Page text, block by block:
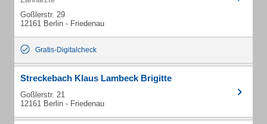
Goßlerstr. 29
12161 Berlin - Friedenau
Gratis-Digitalcheck
Streckebach Klaus Lambeck Brigitte
Goßlerstr. 21
12161 Berlin - Friedenau